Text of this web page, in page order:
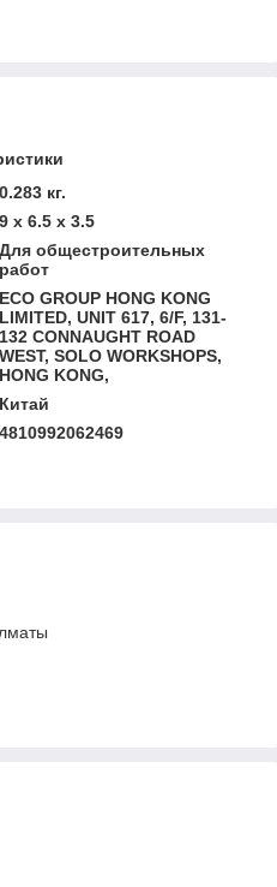
0.283 кг.
9 x 6.5 x 3.5
Для общестроительных
работ
ECO GROUP HONG KONG
LIMITED, UNIT 617, 6/F, 131-
132 CONNAUGHT ROAD
WEST, SOLO WORKSHOPS,
HONG KONG,
Китай
4810992062469